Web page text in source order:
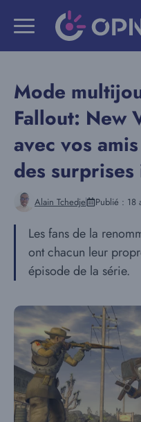
Mode
Fallout: New
avec vos
des
Alain Tchedje Publié : 18
Les fans de la
ont chacun leur
épisode de la série.